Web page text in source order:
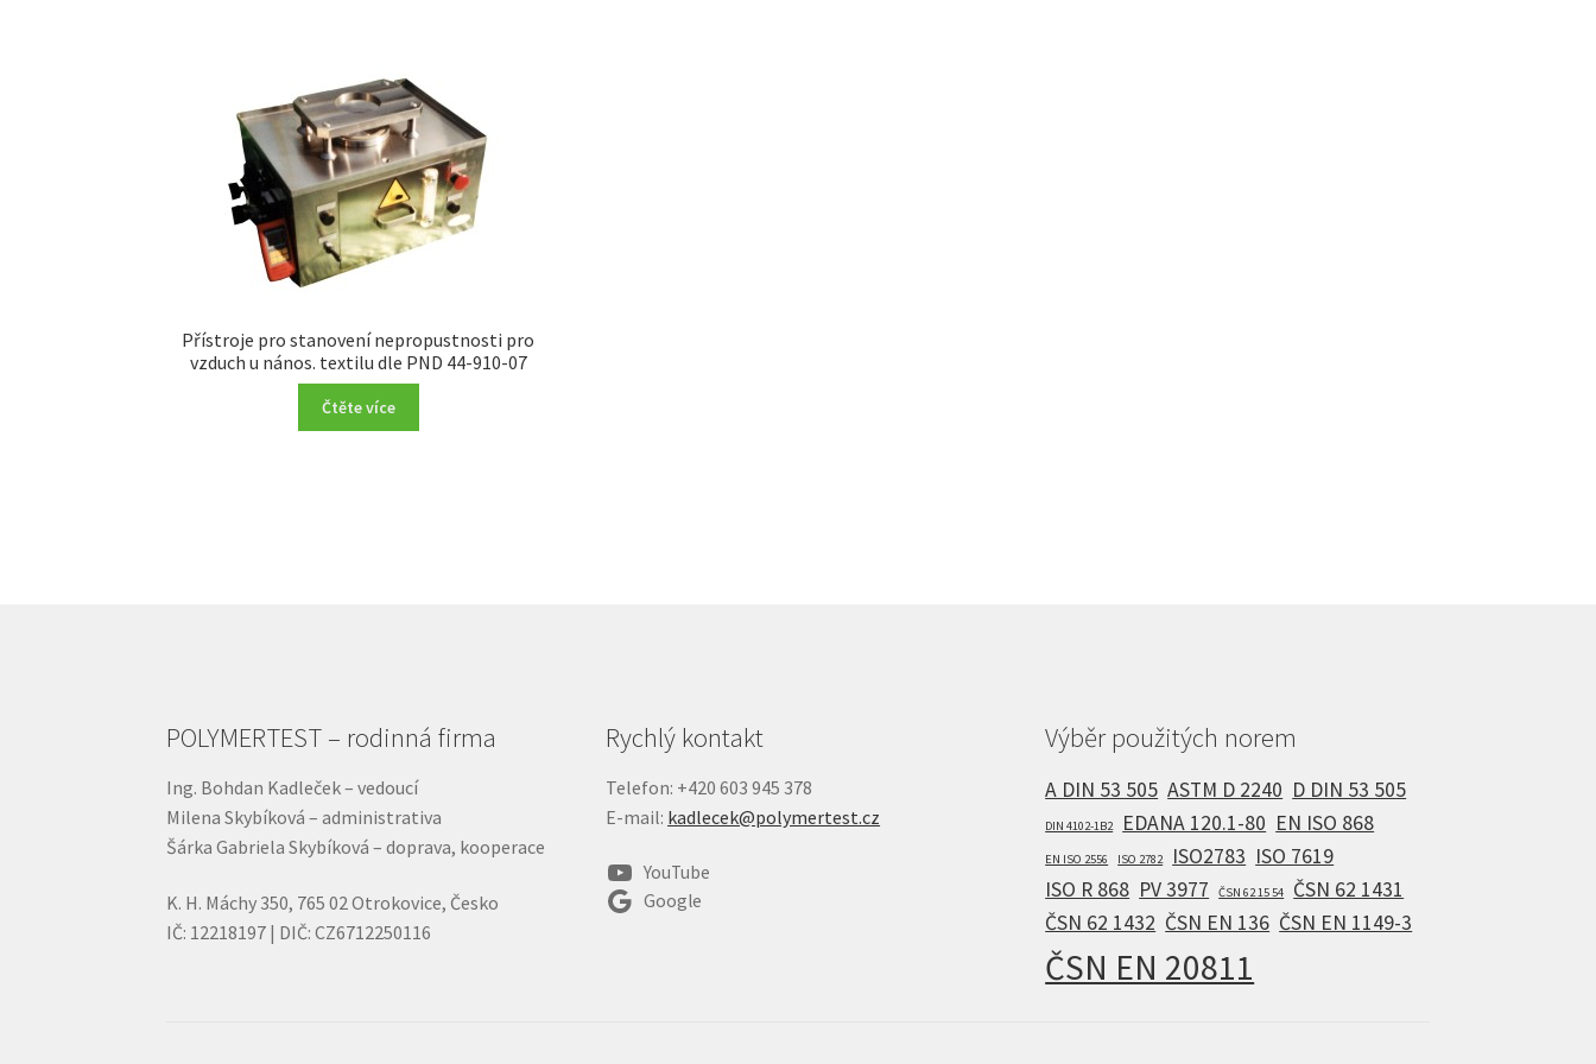
Přístroje pro stanovení nepropustnosti pro
vzduch u nános. textilu dle PND 44-910-07
Čtěte více
POLYMERTEST – rodinná firma
Ing. Bohdan Kadleček – vedoucí
Milena Skybíková – administrativa
Šárka Gabriela Skybíková – doprava, kooperace
K. H. Máchy 350, 765 02 Otrokovice, Česko
IČ: 12218197 | DIČ: CZ6712250116
Rychlý kontakt
Telefon: +420 603 945 378
E-mail: kadlecek@polymertest.cz
YouTube
Google
Výběr použitých norem
A DIN 53 505 ASTM D 2240 D DIN 53 505
DIN 4102-1B2 EDANA 120.1-80 EN ISO 868
EN ISO 2556 ISO 2782 ISO2783 ISO 7619
ISO R 868 PV 3977 ČSN 62 15 54
ČSN 62 1431
ČSN 62 1432 ČSN EN 136 ČSN EN 1149-3
ČSN EN 20811